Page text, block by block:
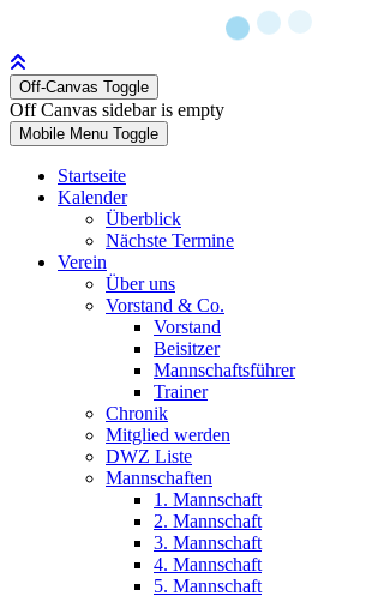
Off-Canvas Toggle
Off Canvas sidebar is empty
Mobile Menu Toggle
Startseite
Kalender
Überblick
Nächste Termine
Verein
Über uns
Vorstand & Co.
Vorstand
Beisitzer
Mannschaftsführer
Trainer
Chronik
Mitglied werden
DWZ Liste
Mannschaften
1. Mannschaft
2. Mannschaft
3. Mannschaft
4. Mannschaft
5. Mannschaft